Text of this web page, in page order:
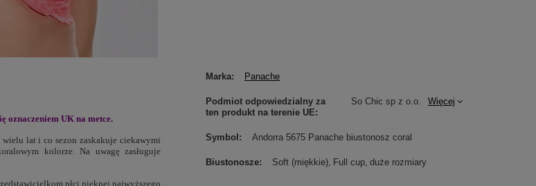
oznaczeniem UK na metce.
lat i co sezon zaskakuje ciekawymi
kolorze. Na uwagę zasługuje
płci pięknej najwyższego
Marka Panache
Podmiot odpowiedzialny za
ten produkt na terenie UE
So Chic sp z o.o. Więcej
Symbol Andorra 5675 Panache biustonosz coral
Biustonosze Soft (miękkie) Full cup duże rozmiary